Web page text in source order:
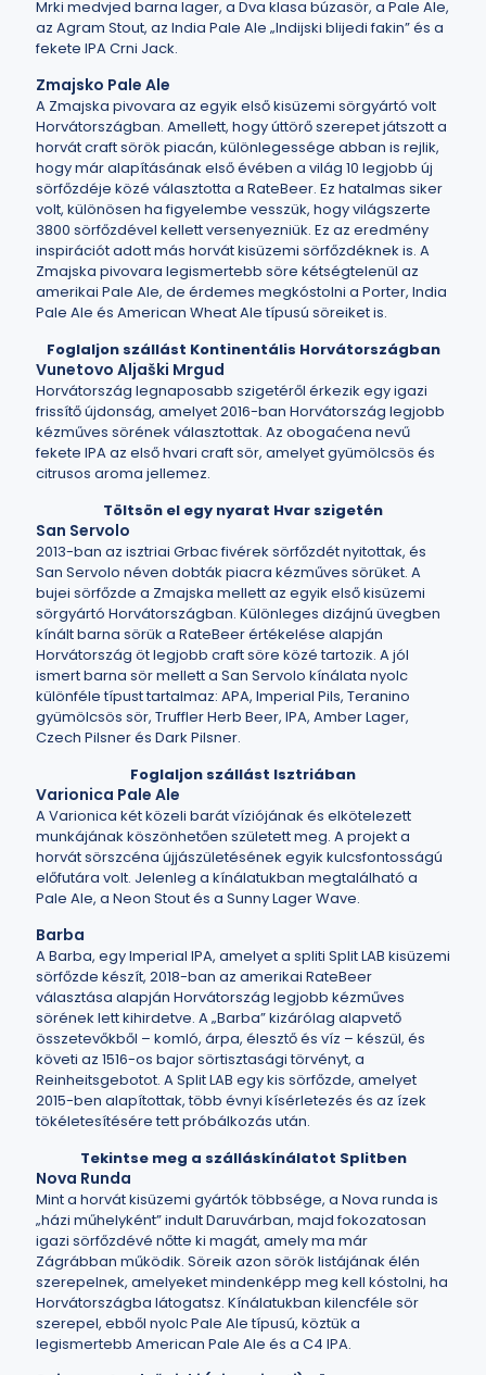
Mrki medvjed barna lager, a Dva klasa búzasör, a Pale Ale,
az Agram Stout, az India Pale Ale „Indijski blijedi fakin” és a
fekete IPA Crni Jack.
Zmajsko Pale Ale
A Zmajska pivovara az egyik első kisüzemi sörgyártó volt
Horvátországban. Amellett, hogy úttörő szerepet játszott a
horvát craft sörök piacán, különlegessége abban is rejlik,
hogy már alapításának első évében a világ 10 legjobb új
sörfőzdéje közé választotta a RateBeer. Ez hatalmas siker
volt, különösen ha figyelembe vesszük, hogy világszerte
3800 sörfőzdével kellett versenyezniük. Ez az eredmény
inspirációt adott más horvát kisüzemi sörfőzdéknek is. A
Zmajska pivovara legismertebb söre kétségtelenül az
amerikai Pale Ale, de érdemes megkóstolni a Porter, India
Pale Ale és American Wheat Ale típusú söreiket is.
Foglaljon szállást Kontinentális Horvátországban
Vunetovo Aljaški Mrgud
Horvátország legnaposabb szigetéről érkezik egy igazi
frissítő újdonság, amelyet 2016-ban Horvátország legjobb
kézműves sörének választottak. Az obogaćena nevű
fekete IPA az első hvari craft sör, amelyet gyümölcsös és
citrusos aroma jellemez.
Töltsön el egy nyarat Hvar szigetén
San Servolo
2013-ban az isztriai Grbac fivérek sörfőzdét nyitottak, és
San Servolo néven dobták piacra kézműves sörüket. A
bujei sörfőzde a Zmajska mellett az egyik első kisüzemi
sörgyártó Horvátországban. Különleges dizájnú üvegben
kínált barna sörük a RateBeer értékelése alapján
Horvátország öt legjobb craft söre közé tartozik. A jól
ismert barna sör mellett a San Servolo kínálata nyolc
különféle típust tartalmaz: APA, Imperial Pils, Teranino
gyümölcsös sör, Truffler Herb Beer, IPA, Amber Lager,
Czech Pilsner és Dark Pilsner.
Foglaljon szállást Isztriában
Varionica Pale Ale
A Varionica két közeli barát víziójának és elkötelezett
munkájának köszönhetően született meg. A projekt a
horvát sörszcéna újjászületésének egyik kulcsfontosságú
előfutára volt. Jelenleg a kínálatukban megtalálható a
Pale Ale, a Neon Stout és a Sunny Lager Wave.
Barba
A Barba, egy Imperial IPA, amelyet a spliti Split LAB kisüzemi
sörfőzde készít, 2018-ban az amerikai RateBeer
választása alapján Horvátország legjobb kézműves
sörének lett kihirdetve. A „Barba” kizárólag alapvető
összetevőkből – komló, árpa, élesztő és víz – készül, és
követi az 1516-os bajor sörtisztasági törvényt, a
Reinheitsgebotot. A Split LAB egy kis sörfőzde, amelyet
2015-ben alapítottak, több évnyi kísérletezés és az ízek
tökéletesítésére tett próbálkozás után.
Tekintse meg a szálláskínálatot Splitben
Nova Runda
Mint a horvát kisüzemi gyártók többsége, a Nova runda is
„házi műhelyként” indult Daruvárban, majd fokozatosan
igazi sörfőzdévé nőtte ki magát, amely ma már
Zágrábban működik. Söreik azon sörök listájának élén
szerepelnek, amelyeket mindenképp meg kell kóstolni, ha
Horvátországba látogatsz. Kínálatukban kilencféle sör
szerepel, ebből nyolc Pale Ale típusú, köztük a
legismertebb American Pale Ale és a C4 IPA.